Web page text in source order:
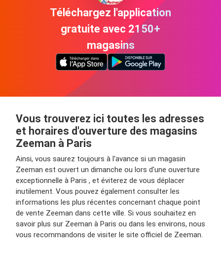
Téléchargez l'application
gratuite avec 2150+
magasins
Vous trouverez ici toutes les adresses
et horaires d'ouverture des magasins
Zeeman à Paris
Ainsi, vous saurez toujours à l'avance si un magasin
Zeeman est ouvert un dimanche ou lors d'une ouverture
exceptionnelle à Paris , et éviterez de vous déplacer
inutilement. Vous pouvez également consulter les
informations les plus récentes concernant chaque point
de vente Zeeman dans cette ville. Si vous souhaitez en
savoir plus sur Zeeman à Paris ou dans les environs, nous
vous recommandons de visiter le site officiel de Zeeman.